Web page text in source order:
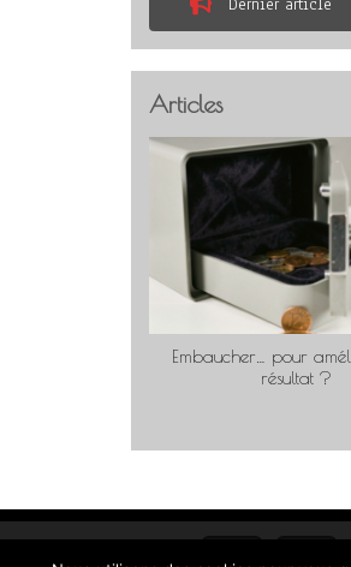
Dernier article
Articles
Embaucher… pour
résultat ?